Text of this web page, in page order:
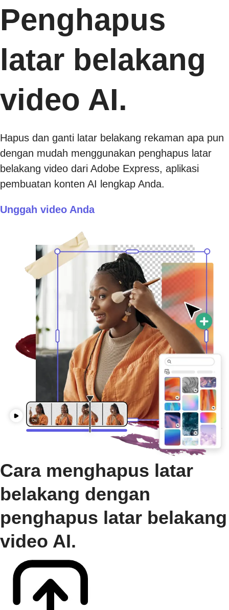
Penghapus
latar belakang
video AI.
Hapus dan ganti latar belakang rekaman apa pun
dengan mudah menggunakan penghapus latar
belakang video dari Adobe Express, aplikasi
pembuatan konten AI lengkap Anda.
Unggah video Anda
Cara menghapus latar
belakang dengan
penghapus latar belakang
video AI.